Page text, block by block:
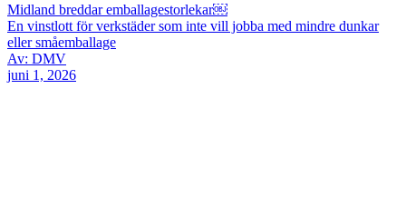
Midland breddar emballagestorlekar￼
En vinstlott för verkstäder som inte vill jobba med mindre dunkar
eller småemballage
Av: DMV
juni 1, 2026